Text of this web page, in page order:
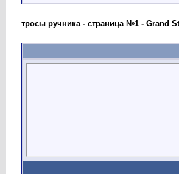
тросы ручника - страница №1 - Grand